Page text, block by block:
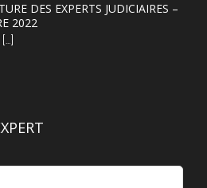
DES EXPERTS JUDICIAIRES –
2022